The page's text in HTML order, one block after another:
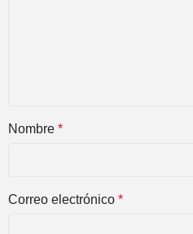
Nombre *
Correo electrónico *